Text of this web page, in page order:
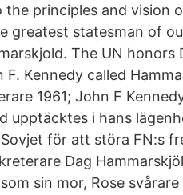
the principles and vision
greatest statesman of
The UN
F. Kennedy called
1961; John F
upptäcktes i hans
för att störa FN:s
Dag
sin mor, Rose